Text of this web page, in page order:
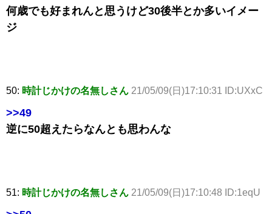
何歳でも好まれんと思うけど30後半とか多いイメー
ジ
50: 時計じかけの名無しさん 21/05/09(日)17:10:31 ID:UXxC
>>49
逆に50超えたらなんとも思わんな
51: 時計じかけの名無しさん 21/05/09(日)17:10:48 ID:1eqU